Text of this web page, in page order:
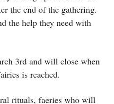
the end of the gathering.
the help they need with
3rd and will close when
is reached.
rituals, faeries who will